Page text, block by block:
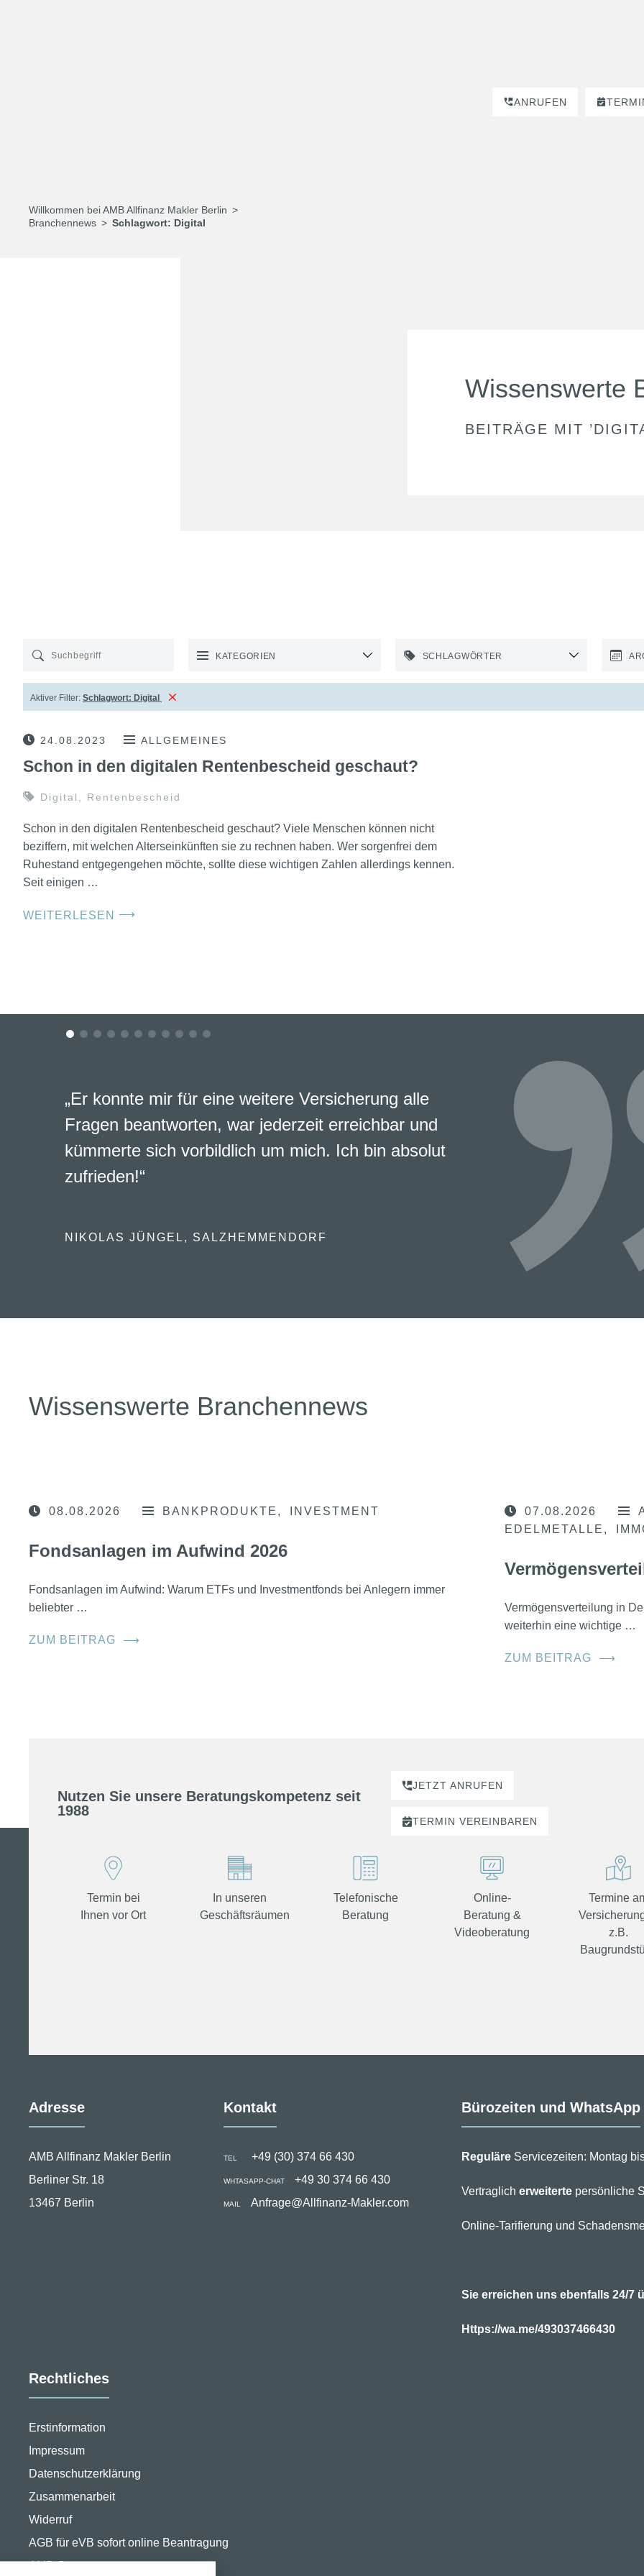
ANRUFEN
Willkommen bei AMB Allfinanz Makler Berlin
Branchennews
Schlagwort: Digital
Wissenswerte
BEITRÄGE MIT ’
KATEGORIEN SCHLAGWÖRTER
Aktiver Filter: Schlagwort: Digital
24.08.2023 ALLGEMEINES
Schon in den digitalen Rentenbescheid geschaut?
Digital Rentenbescheid
Schon in den digitalen Rentenbescheid geschaut? Viele Menschen können nicht
beziffern, mit welchen Alterseinkünften sie zu rechnen haben. Wer sorgenfrei dem
Ruhestand entgegengehen möchte, sollte diese wichtigen Zahlen allerdings kennen.
Seit einigen …
WEITERLESEN ⟶
„Er konnte mir für eine weitere Versicherung alle
Fragen beantworten, war jederzeit erreichbar und
kümmerte sich vorbildlich um mich. Ich bin absolut
zufrieden!“
NIKOLAS JÜNGEL, SALZHEMMENDORF
Wissenswerte Branchennews
08.08.2026 BANKPRODUKTE INVESTMENT
Fondsanlagen im Aufwind 2026
Fondsanlagen im Aufwind: Warum ETFs und Investmentfonds bei Anlegern immer
beliebter …
ZUM BEITRAG ⟶
07.08.2026
EDELMETALLE
Vermögensverteilung in
weiterhin eine wichtige …
ZUM BEITRAG ⟶
Nutzen Sie unsere Beratungskompetenz seit
1988
JETZT ANRUFEN
TERMIN VEREINBAREN
Termin bei
Ihnen vor Ort
In unseren
Geschäftsräumen
Telefonische
Beratung
Online-
Beratung &
Videoberatung
Termine
z.B.
Adresse
AMB Allfinanz Makler Berlin
Berliner Str. 18
13467 Berlin
Kontakt
TEL +49 (30) 374 66 430
WHTASAPP-CHAT +49 30 374 66 430
MAIL Anfrage@Allfinanz-Makler.com
Bürozeiten und WhatsApp
ReguläreServicezeiten: Montag
Vertraglich erweitertepersönliche
Online-Tarifierung und
Sie erreichen uns ebenfalls 24/7
Https://wa.me/493037466430
Rechtliches
Erstinformation
Impressum
Datenschutzerklärung
Zusammenarbeit
Widerruf
AGB für eVB sofort online Beantragung
AMB Group